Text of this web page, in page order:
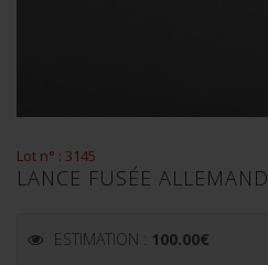
Lot n° : 3145
LANCE FUSÉE ALLEMAND
ESTIMATION : 100.00€